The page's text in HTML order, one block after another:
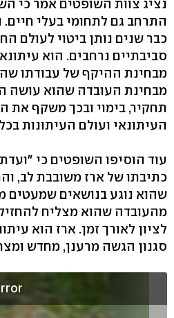
נציג צוות השופטים אמר כי
התרחב גם לתחומי בעלי חיים.
כבר שנים נותן ביטוי לעולם
סביבתיים נרחבים. הוא
מבחינת ההיקף של עבודתו
מבחינת העובדה שהוא עושה
תחקיר, בימוי ובכך משקף את
העיתונאי ועולם העיתונות
עוד הוסיפו השופטים כי
כתיבתו של ארז משובבת לב,
שהוא נוגע בנושאים שמעטים
מהעובדה שהוא מצליח
לציון לאורך זמן. ארז הוא
סגנון הגשה מרענן, מחדש